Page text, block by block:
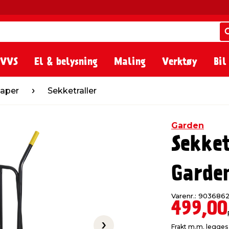
El & belysning Maling Verktøy
Sekketraller
Garden
Varenr.: 9036862
499,00
Frakt m.m. legges